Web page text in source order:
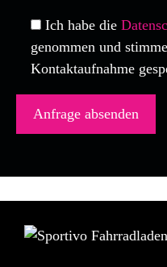
Ich habe die
genommen und
Kontaktaufnahme